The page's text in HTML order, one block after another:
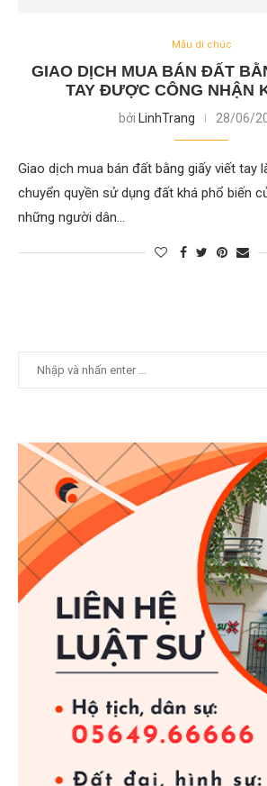
Mẫu di chúc
GIAO DỊCH MUA BÁN ĐẤT
TAY ĐƯỢC CÔNG NHẬN
bởi LinhTrang 28/06/
Giao dịch mua bán đất bằng giấy viết tay
chuyển quyền sử dụng đất khá phổ biến
những người dân…